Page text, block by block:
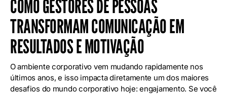
COMO GESTORES DE PESSOAS
TRANSFORMAM COMUNICAÇÃO EM
RESULTADOS E MOTIVAÇÃO
O ambiente corporativo vem mudando rapidamente nos
últimos anos, e isso impacta diretamente um dos maiores
desafios do mundo corporativo hoje: engajamento. Se você